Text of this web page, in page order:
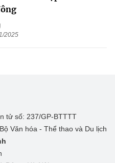
2025
tử số: 237/GP-BTTTT
Văn hóa - Thể thao và Du lịch